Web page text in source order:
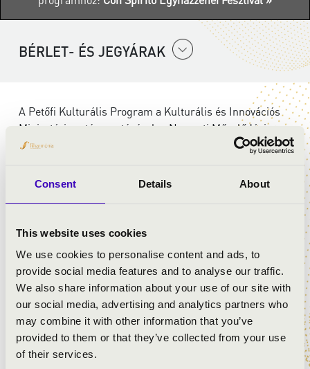
Consent Details About
This website uses cookies
We use cookies to personalise content and ads, to
provide social media features and to analyse our traffic.
We also share information about your use of our site with
our social media, advertising and analytics partners who
may combine it with other information that you’ve
provided to them or that they’ve collected from your use
of their services.
BÉRLET- ÉS JEGYÁRAK
A Petőfi Kulturális Program a Kulturális és Innovációs
Minisztérium támogatásával, a Nemzeti Művelődési
Intézet koordinációjában valósul meg.
Szent Gellért Együttes
MŰSOR:
Wolfgang Amadeus Mozart: G-dúr mise, K. 140
Wolfgang Amadeus Mozart: Ave Verum Corpus, K. 618
Wolfgang Amadeus Mozart: Laudate Dominum, K. 339
Wolfgang Amadeus Mozart: Exultate Jubilate - Alleluja,